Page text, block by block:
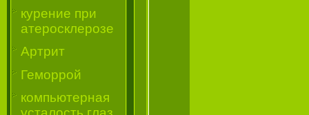
курение при
атеросклерозе
Артрит
Геморрой
компьютерная